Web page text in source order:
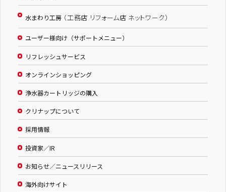
水まわり工房 （工務店 リフォーム店 ネットワーク）
ユーザー様向け（サポートメニュー）
リフレッシュサービス
オンラインショッピング
浄水器カートリッジの購入
クリナップについて
採用情報
投資家／IR
お知らせ／ニュースリリース
海外向けサイト